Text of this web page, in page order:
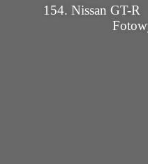
154. Nissan GT-